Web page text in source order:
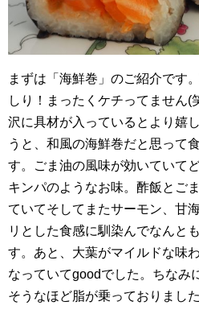
まずは「海鮮巻」のご紹介です
しり！まったくケチってません(
沢に具材が入っているとより嬉
うと、和風の海鮮巻だと思って
す。ごま油の風味が効いていて
キンパのようなお味。酢飯とご
ていてそしてまたサーモン、甘
リとした食感に馴染んでなんと
す。あと、大葉がマイルドな味
なっていてgoodでした。ちなみ
そうなほど脂が乗っておりました